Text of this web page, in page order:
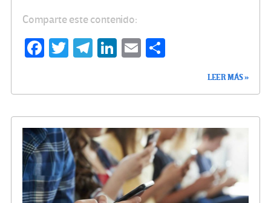
Comparte este contenido:
Fa
o
k
T
Te
m
Li
n
E
ar
tir
LEER MÁS »